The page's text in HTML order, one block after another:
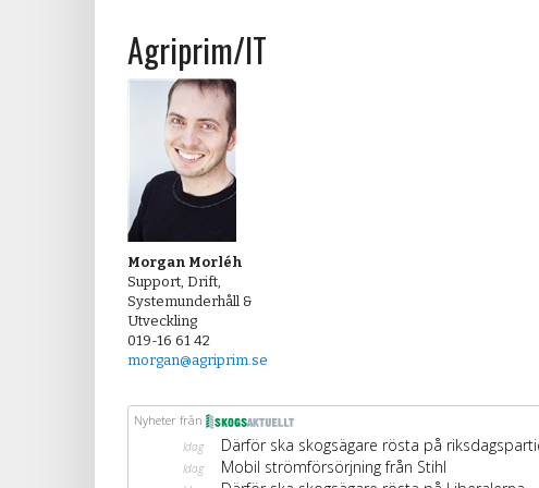
Agriprim/IT
Morgan Morléh
Support, Drift,
Systemunderhåll &
Utveckling
019-16 61 42
morgan@agriprim.se